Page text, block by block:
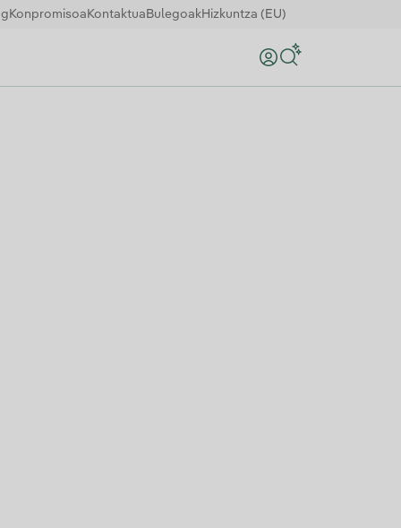
Konpromisoa Kontaktua BulegoakHizkuntza (EU)
Bilatu